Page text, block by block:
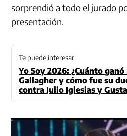
sorprendió a todo el jurado
presentación.
Te puede interesar:
Yo Soy 2026: ¿Cuánto ganó
Gallagher y cómo fue su
contra Julio Iglesias y